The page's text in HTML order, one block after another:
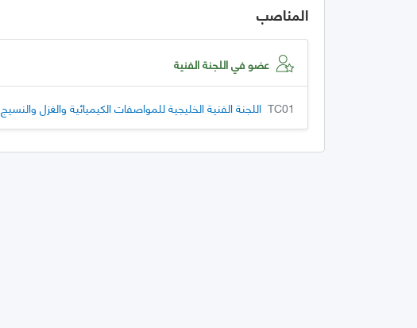
المناصب
عضو في اللجنة الفنية
TC01 اللجنة الفنية الخليجية للمواصفات الكيميائية والغزل والنسيج